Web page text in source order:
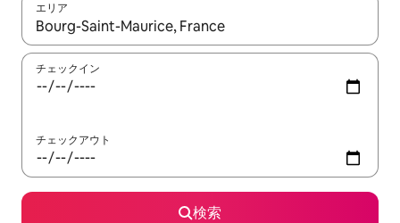
エリア
検索結果が表示されたら、上下の矢印キーを使って移動するか
チェックイン
チェックアウト
検索